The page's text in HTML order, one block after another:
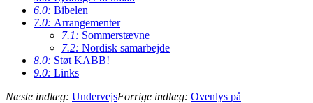
6.0: Bibelen
7.0: Arrangementer
7.1: Sommerstævne
7.2: Nordisk samarbejde
8.0: Støt KABB!
9.0: Links
Næste indlæg: UndervejsForrige indlæg: Ovenlys på